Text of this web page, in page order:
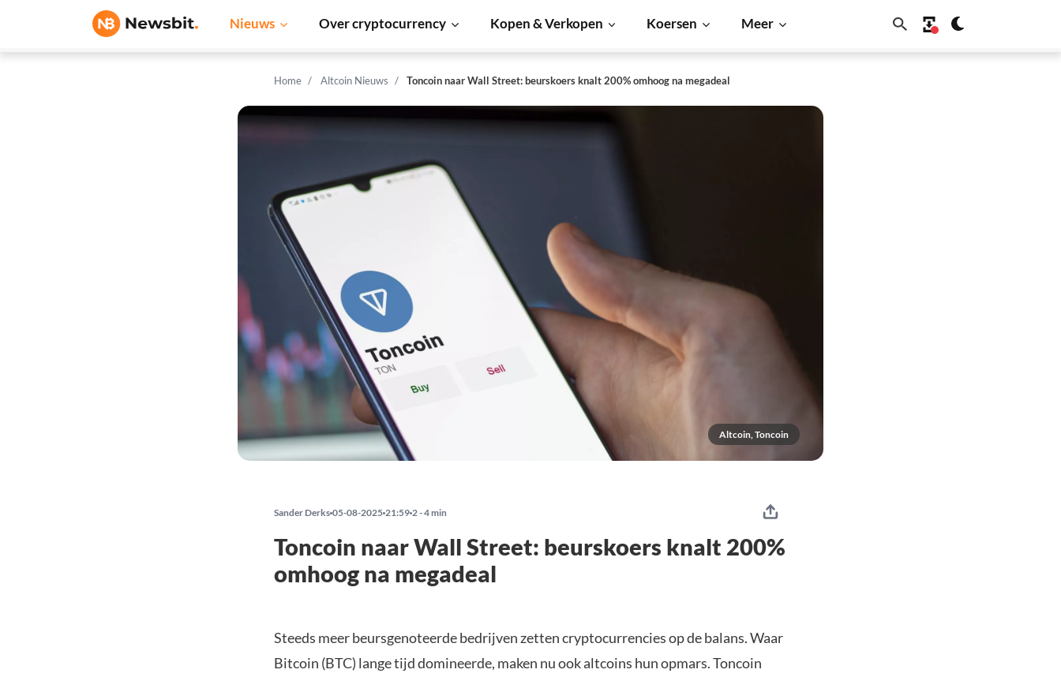
Nieuws Over cryptocurrency Kopen & Verkopen Koersen Meer
Home Altcoin Nieuws Toncoin naar Wall Street: beurskoers knalt 200% omhoog na megadeal
Altcoin, Toncoin
Sander Derks 05-08-2025 21:59 2 - 4 min
Toncoin naar Wall Street: beurskoers knalt 200%
omhoog na megadeal
Steeds meer beursgenoteerde bedrijven zetten cryptocurrencies op de balans. Waar
Bitcoin (BTC) lange tijd domineerde, maken nu ook altcoins hun opmars. Toncoin